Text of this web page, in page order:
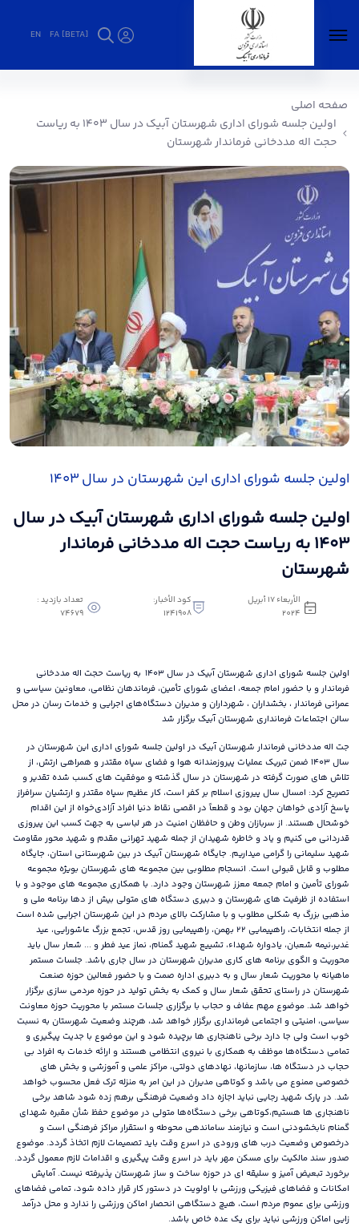
FA [BETA]
EN
۱۴۰۳ به ریاست حجت اله مددخانی فرماندار
شهرستان - فرمانداری آبیک
صفحه اصلی
اولین جلسه شورای اداری شهرستان آبیک در سال ۱۴۰۳ به ریاست
حجت اله مددخانی فرماندار شهرستان
اولین جلسه شورای اداری این شهرستان در سال ۱۴۰۳
اولین جلسه شورای اداری شهرستان آبیک در سال
۱۴۰۳ به ریاست حجت اله مددخانی فرماندار
شهرستان
الأربعاء ١٧ أبريل
٢٠٢٤
كود الأخبار:
1241908
تعداد بازدید :
74679
اولین جلسه شورای اداری شهرستان آبیک در سال ۱۴۰۳ به ریاست حجت اله مددخانی
فرماندار و با حضور امام جمعه، اعضای شورای تأمین، فرماندهان نظامی، معاونین سیاسی و
عمرانی فرماندار ، بخشداران ، شهرداران و مدیران دستگاه‌های اجرایی و خدمات رسان در محل
سالن اجتماعات فرمانداری شهرستان آبیک برگزار شد
جت اله مددخانی فرماندار شهرستان آبیک در اولین جلسه شورای اداری این شهرستان در
سال ۱۴۰۳ ضمن تبریک عملیات پیروزمندانه هوا و فضای سپاه مقتدر و همراهی ارتش، از
تلاش های صورت گرفته در شهرستان در سال گذشته و موفقیت های کسب شده تقدیر و
تصریح کرد: امسال سال پیروزی اسلام بر کفر است، کار عظیم سپاه مقتدر و ارتشیان سرافراز
پاسخ آزادی خواهان جهان بود و قطعاً در اقصی نقاط دنیا افراد آزادی‌خواه از این اقدام
خوشحال هستند. از سربازان وطن و حافظان امنیت در هر لباسی به جهت کسب این پیروزی
قدردانی می کنیم و یاد و خاطره شهیدان از جمله شهید تهرانی مقدم و شهید محور مقاومت
شهید سلیمانی را گرامی میداریم. جایگاه شهرستان آبیک در بین شهرستانی استان، جایگاه
مطلوب و قابل قبولی است. انسجام مطلوبی بین مجموعه های شهرستان بویژه مجموعه
شورای تأمین و امام جمعه معزز شهرستان وجود دارد. با همکاری مجموعه های موجود و با
استفاده از ظرفیت های شهرستان و دبیری دستگاه های متولی بیش از دها برنامه ملی و
مذهبی بزرگ به شکلی مطلوب و با مشارکت بالای مردم در این شهرستان اجرایی شده است
از جمله انتخابات، راهپیمایی ۲۲ بهمن، راهپیمایی روز قدس، تجمع بزرگ عاشورایی، عید
غدیر،نیمه شعبان، یادواره شهداء، تشییع شهید گمنام، نماز عید فطر و ... شعار سال باید
محوریت و الگوی برنامه های کاری مدیران شهرستان در سال جاری باشد. جلسات مستمر
ماهیانه با محوریت شعار سال و به دبیری اداره صمت و با حضور فعالین حوزه صنعت
شهرستان در راستای تحقق شعار سال و کمک به بخش تولید در حوزه مردمی سازی برگزار
خواهد شد. موضوع مهم عفاف و حجاب با برگزاری جلسات مستمر با محوریت حوزه معاونت
سیاسی، امنیتی و اجتماعی فرمانداری برگزار خواهد شد، هرچند وضعیت شهرستان به نسبت
خوب است ولی جا دارد برخی ناهنجاری ها برچیده شود و این موضوع با جدیت پیگیری و
تمامی دستگاه‌ها موظف به همکاری با نیروی انتظامی هستند و ارائه خدمات به افراد بی
حجاب در دستگاه ها، سازمانها، نهادهای دولتی، مراکز علمی و آموزشی و بخش های
خصوصی ممنوع می باشد و کوتاهی مدیران در این امر به منزله ترک فعل محسوب خواهد
شد. در پارک شهید رجایی نباید اجازه داد وضعیت فرهنگی برهم زده شود شاهد برخی
ناهنجاری ها هستیم،کوتاهی برخی دستگاه‌ها متولی در موضوع حفظ شأن مقبره شهدای
گمنام نابخشودنی است و نیازمند ساماندهی محوطه و استقرار مراکز فرهنگی است و
درخصوص وضعیت درب های ورودی در اسرع وقت باید تصمیمات لازم اتخاذ گردد. موضوع
صدور سند مالکیت برای مسکن مهر باید در اسرع وقت پیگیری و اقدامات لازم معمول گردد.
برخورد تبعیض آمیز و سلیقه ای در حوزه ساخت و ساز شهرستان پذیرفته نیست. آمایش
امکانات و فضاهای فیزیکی ورزشی با اولویت در دستور کار قرار داده شود، تمامی فضاهای
ورزشی برای عموم مردم است، هیچ دستگاهی انحصار اماکن ورزشی را ندارد و محل درآمد
زایی اماکن ورزشی نباید برای یک عده خاص باشد.